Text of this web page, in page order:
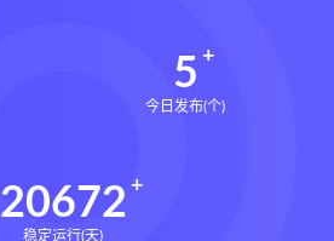
5
今日发布(个)
20672
稳定运行(天)